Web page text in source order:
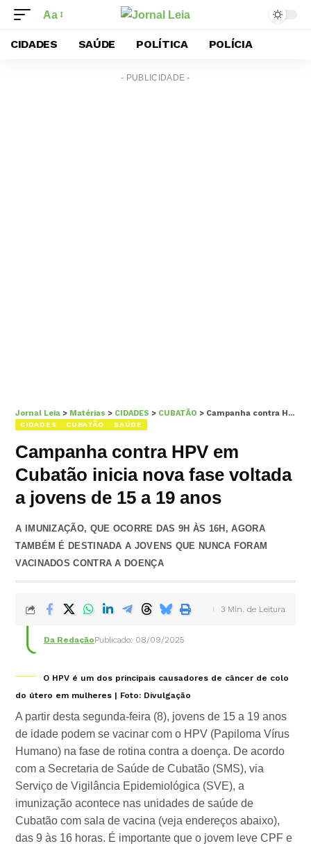
Aa
CIDADES SAÚDE POLÍTICA POLÍCIA
- PUBLICIDADE -
Jornal Leia > Matérias > CIDADES > CUBATÃO > Campanha contra HPV em Cubatão inicia nova fase voltada a jovens de 15 a 19 anos
CIDADES CUBATÃO SAÚDE
Campanha contra HPV em
Cubatão inicia nova fase voltada
a jovens de 15 a 19 anos
A IMUNIZAÇÃO, QUE OCORRE DAS 9H ÀS 16H, AGORA
TAMBÉM É DESTINADA A JOVENS QUE NUNCA FORAM
VACINADOS CONTRA A DOENÇA
Da RedaçãoPublicado: 08/09/2025
3 Min. de Leitura
O HPV é um dos principais causadores de câncer de colo
do útero em mulheres | Foto: Divulgação
A partir desta segunda-feira (8), jovens de 15 a 19 anos
de idade podem se vacinar com o HPV (Papiloma Vírus
Humano) na fase de rotina contra a doença. De acordo
com a Secretaria de Saúde de Cubatão (SMS), via
Serviço de Vigilância Epidemiológica (SVE), a
imunização acontece nas unidades de saúde de
Cubatão com sala de vacina (veja endereços abaixo),
das 9 às 16 horas. É importante que o jovem leve CPF e